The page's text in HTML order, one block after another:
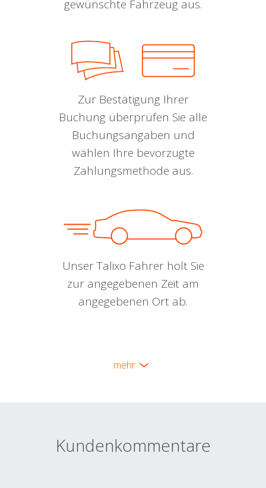
gewünschte Fahrzeug aus.
Zur Bestätigung Ihrer
Buchung überprüfen Sie alle
Buchungsangaben und
wählen Ihre bevorzugte
Zahlungsmethode aus.
Unser Talixo Fahrer holt Sie
zur angegebenen Zeit am
angegebenen Ort ab.
mehr
Kundenkommentare